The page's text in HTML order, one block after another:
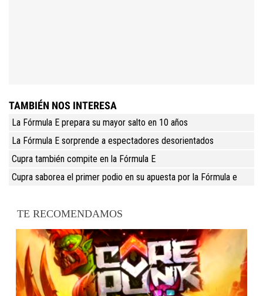
TAMBIÉN NOS INTERESA
La Fórmula E prepara su mayor salto en 10 años
La Fórmula E sorprende a espectadores desorientados
Cupra también compite en la Fórmula E
Cupra saborea el primer podio en su apuesta por la Fórmula e
TE RECOMENDAMOS